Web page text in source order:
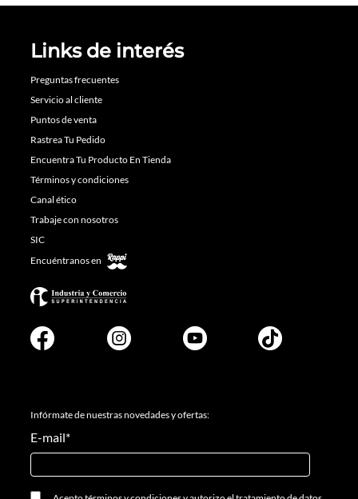
Links de interés
Preguntas frecuentes
Servicio al cliente
Puntos de venta
Rastrea Tu Pedido
Encuentra Tu Producto En Tienda
Términos y condiciones
Canal ético
Trabaje con nosotros
SIC
Encuéntranos en
Infórmate de nuestras novedades y ofertas:
E-mail*